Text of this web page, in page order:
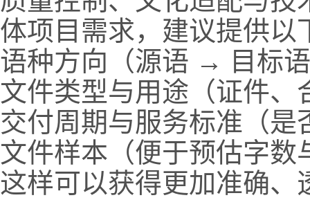
体项目需求，建议提供以
语种方向（源语 → 目标
文件类型与用途（证件
交付周期与服务标准（是
文件样本（便于预估字数
这样可以获得更加准确